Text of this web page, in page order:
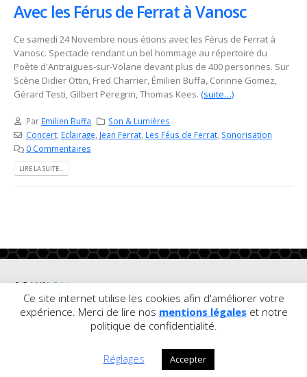
Avec les Férus de Ferrat à Vanosc
Ce samedi 24 Novembre nous étions avec les Férus de Ferrat à
Vanosc. Spectacle rendant un bel hommage au répertoire du
Poète d'Antraigues-sur-Volane devant plus de 400 personnes. Sur
Scène Didier Ottin, Fred Charrier, Émilien Buffa, Corinne Gomez,
Gérard Testi, Gilbert Peregrin, Thomas Kees. (suite…)
Par Emilien Buffa
Son & Lumières
Concert, Eclairage Jean Ferrat, Les Féus de Ferrat, Sonorisation
0 Commentaires
LIRE LA SUITE...
© Copyright
Ce site internet utilise les cookies afin d'améliorer votre
expérience. Merci de lire nos mentions légales et notre
politique de confidentialité.
Réglages Accepter